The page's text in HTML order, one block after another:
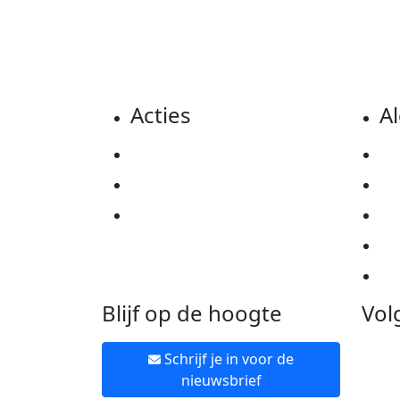
Acties
Blijf op de hoogte
Schrijf je in voor de
nieuwsbrief